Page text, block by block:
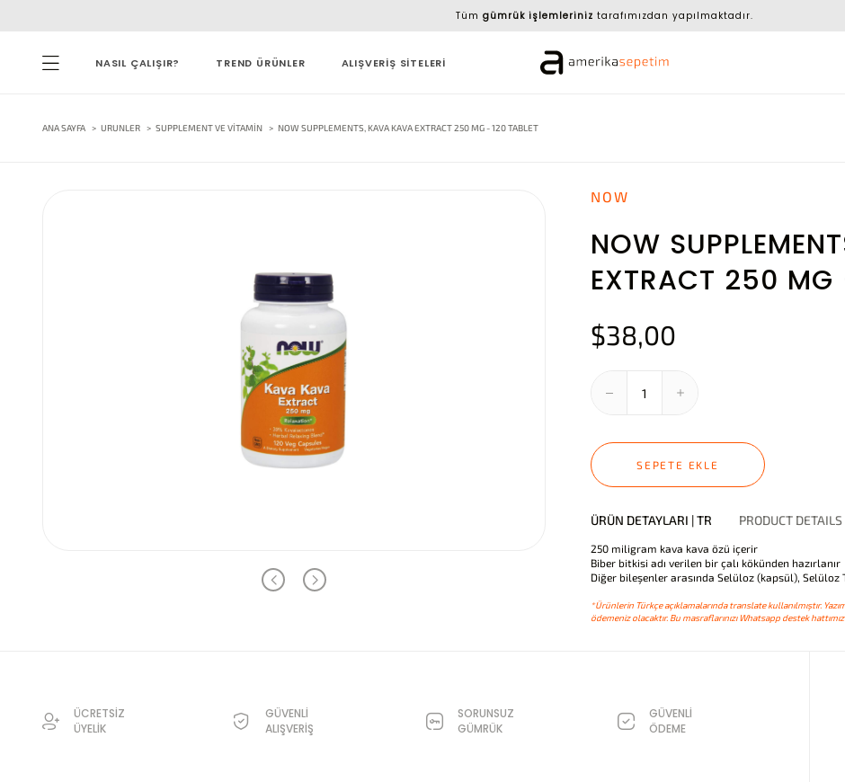
Tüm gümrük işlemleriniz tarafımızdan yapılmaktadır.
NASIL ÇALIŞIR? TREND ÜRÜNLER ALIŞVERİŞ SİTELERİ
ANA SAYFA URUNLER SUPPLEMENT VE VITAMIN NOW SUPPLEMENTS, KAVA KAVA EXTRACT 250 MG - 120 TABLET
NOW
NOW
EXTRACT 250 MG
$38,00
SEPETE EKLE
ÜRÜN DETAYLARI | TR PRODUCT DETAILS
250 miligram kava kava özü içerir
Biber bitkisi adı verilen bir çalı kökünden hazırlanır
Diğer bileşenler arasında Selüloz (kapsül),
*Ürünlerin Türkçe açıklamalarında translate kullanılmıştır.
ödemeniz olacaktır. Bu masraflarınızı Whatsapp destek
ÜCRETSİZ
ÜYELİK
GÜVENLİ
ALIŞVERİŞ
SORUNSUZ
GÜMRÜK
GÜVENLİ
ÖDEME